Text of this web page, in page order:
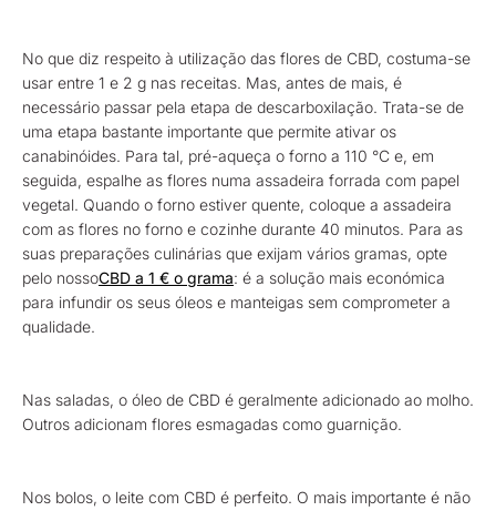
No que diz respeito à utilização das flores de CBD, costuma-se
usar entre 1 e 2 g nas receitas. Mas, antes de mais, é
necessário passar pela etapa de descarboxilação. Trata-se de
uma etapa bastante importante que permite ativar os
canabinóides. Para tal, pré-aqueça o forno a 110 °C e, em
seguida, espalhe as flores numa assadeira forrada com papel
vegetal. Quando o forno estiver quente, coloque a assadeira
com as flores no forno e cozinhe durante 40 minutos. Para as
suas preparações culinárias que exijam vários gramas, opte
pelo nossoCBD a 1 € o grama: é a solução mais económica
para infundir os seus óleos e manteigas sem comprometer a
qualidade.
Nas saladas, o óleo de CBD é geralmente adicionado ao molho.
Outros adicionam flores esmagadas como guarnição.
Nos bolos, o leite com CBD é perfeito. O mais importante é não